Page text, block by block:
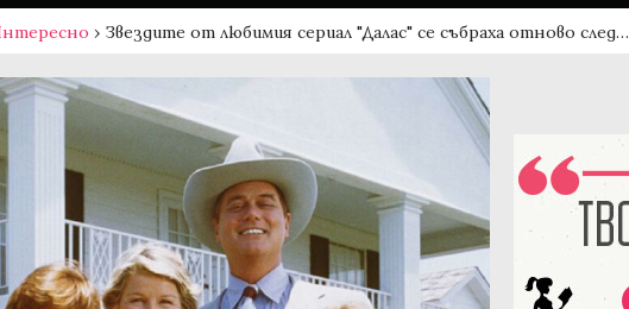
› Звездите от любимия сериал "Далас" се събраха отново след…